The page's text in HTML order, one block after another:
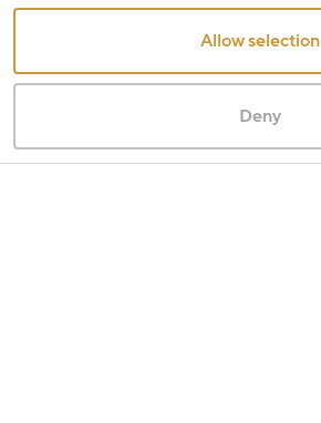
Allow selection
Deny